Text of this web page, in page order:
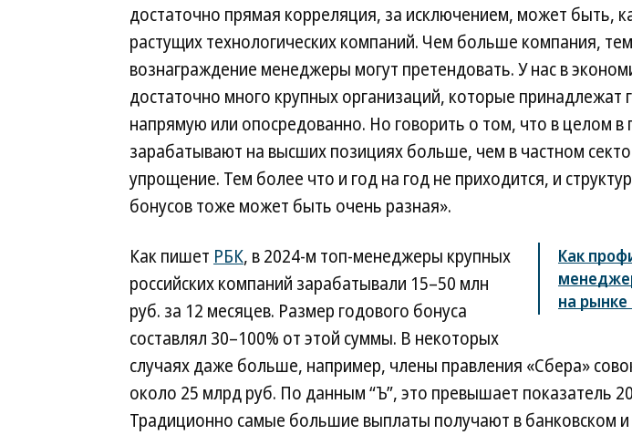
достаточно прямая корреляция, за исключением, может быть,
растущих технологических компаний. Чем больше компания,
вознаграждение менеджеры могут претендовать. У нас в
достаточно много крупных организаций, которые принадлежат
напрямую или опосредованно. Но говорить о том, что в целом в
зарабатывают на высших позициях больше, чем в частном
упрощение. Тем более что и год на год не приходится, и
бонусов тоже может быть очень разная».
Как
на рынке
Как пишет РБК, в 2024-м топ-менеджеры крупных
российских компаний зарабатывали 15–50 млн
руб. за 12 месяцев. Размер годового бонуса
составлял 30–100% от этой суммы. В некоторых
случаях даже больше, например, члены правления «Сбера»
около 25 млрд руб. По данным “Ъ”, это превышает показатель
Традиционно самые большие выплаты получают в банковском и